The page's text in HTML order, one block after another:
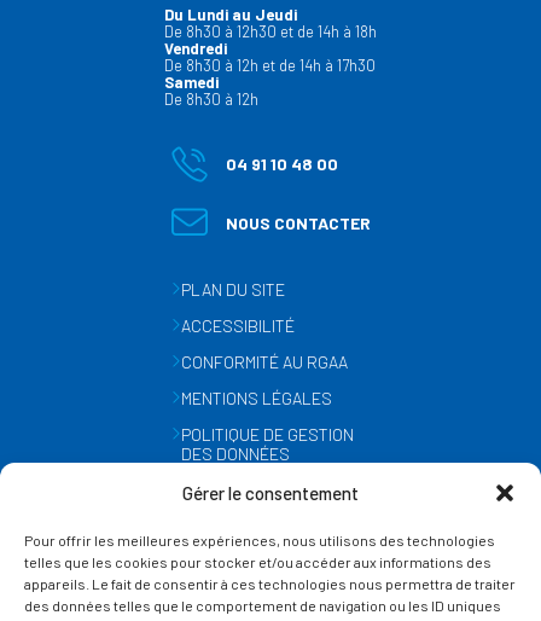
Gérer le consentement
Pour offrir les meilleures expériences, nous utilisons des technologies
telles que les cookies pour stocker et/ou accéder aux informations des
appareils. Le fait de consentir à ces technologies nous permettra de traiter
des données telles que le comportement de navigation ou les ID uniques
Du Lundi au Jeudi
De 8h30 à 12h30 et de 14h à 18h
Vendredi
De 8h30 à 12h et de 14h à 17h30
Samedi
De 8h30 à 12h
04 91 10 48 00
NOUS CONTACTER
PLAN DU SITE
ACCESSIBILITÉ
CONFORMITÉ AU RGAA
MENTIONS LÉGALES
POLITIQUE DE GESTION
DES DONNÉES
GESTION DES COOKIES